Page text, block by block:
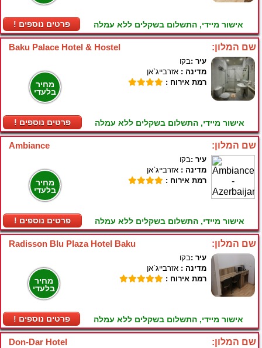
! פרטים נוספים אישור מיידי, התשלום בשקלים ללא עמלה
Baku Palace Hotel & Hostel שם המלון:
מחיר
בלעדי
! פרטים נוספים
עיר :בקו
מדינה : אזרבייג`אן
רמת אירוח :
אישור מיידי, התשלום בשקלים ללא עמלה
Ambiance שם המלון:
מחיר
בלעדי
! פרטים נוספים
עיר :בקו
מדינה : אזרבייג`אן
רמת אירוח :
אישור מיידי, התשלום בשקלים ללא עמלה
Radisson Blu Plaza Hotel Baku שם המלון:
מחיר
בלעדי
! פרטים נוספים
עיר :בקו
מדינה : אזרבייג`אן
רמת אירוח :
אישור מיידי, התשלום בשקלים ללא עמלה
Don-Dar Hotel שם המלון: